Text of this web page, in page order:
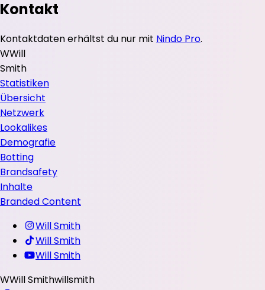
Kontakt
Kontaktdaten erhältst du nur mit Nindo Pro.
WWill
Smith
Statistiken
Übersicht
Netzwerk
Lookalikes
Demografie
Botting
Brandsafety
Inhalte
Branded Content
Will Smith
Will Smith
Will Smith
WWill Smithwillsmith